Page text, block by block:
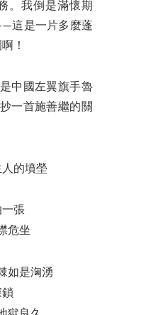
。我倒是滿懷期
這是一片多麼蓬
！
中國左翼旗手魯
一首施善繼的關
的墳塋
張
危坐
如是洶湧